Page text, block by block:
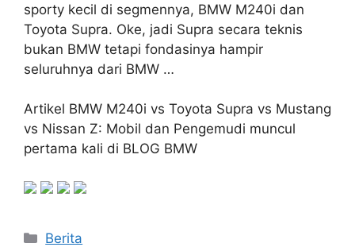
sporty kecil di segmennya, BMW M240i dan
Toyota Supra. Oke, jadi Supra secara teknis
bukan BMW tetapi fondasinya hampir
seluruhnya dari BMW …
Artikel BMW M240i vs Toyota Supra vs Mustang
vs Nissan Z: Mobil dan Pengemudi muncul
pertama kali di BLOG BMW
Categories
Berita